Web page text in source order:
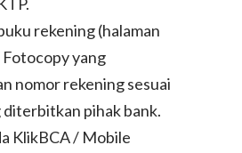
rekening (halaman
yang
nomor rekening sesuai
diterbitkan pihak bank.
KlikBCA / Mobile